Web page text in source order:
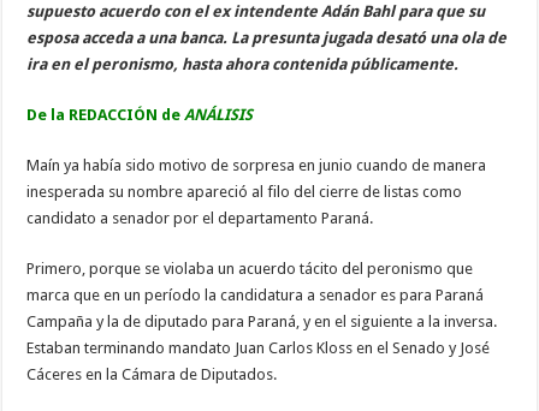
supuesto acuerdo con el ex intendente Adán Bahl para que su
esposa acceda a una banca. La presunta jugada desató una ola de
ira en el peronismo, hasta ahora contenida públicamente.
De la REDACCIÓN deANÁLISIS
Maín ya había sido motivo de sorpresa en junio cuando de manera
inesperada su nombre apareció al filo del cierre de listas como
candidato a senador por el departamento Paraná.
Primero, porque se violaba un acuerdo tácito del peronismo que
marca que en un período la candidatura a senador es para Paraná
Campaña y la de diputado para Paraná, y en el siguiente a la inversa.
Estaban terminando mandato Juan Carlos Kloss en el Senado y José
Cáceres en la Cámara de Diputados.